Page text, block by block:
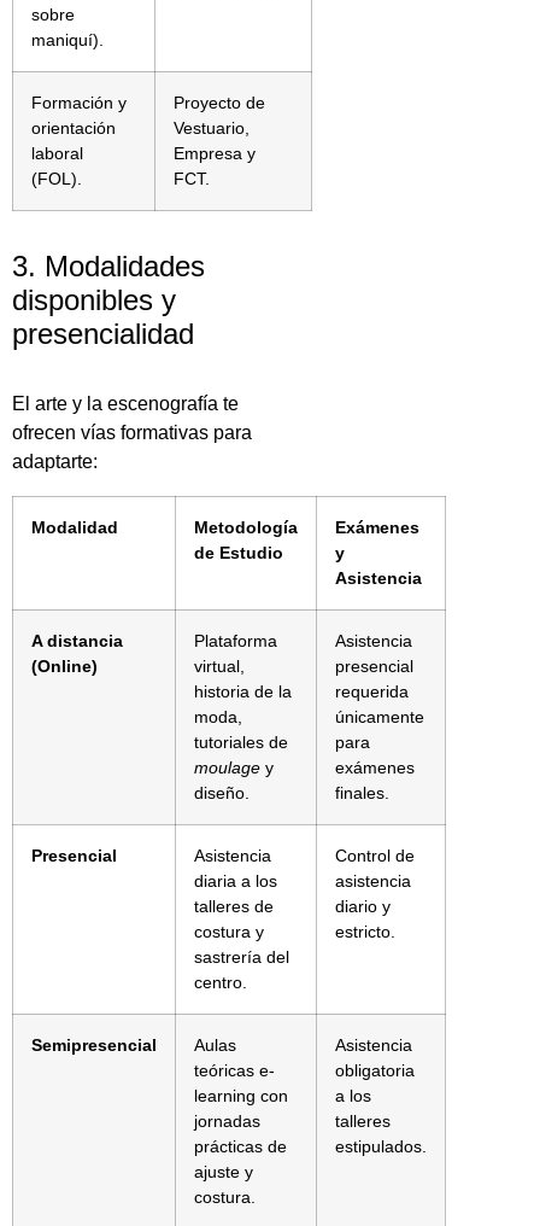
sobre
maniquí).
Formación y
orientación
laboral
(FOL).
Proyecto de
Vestuario,
Empresa y
FCT.
3. Modalidades
disponibles y
presencialidad
El arte y la escenografía te
ofrecen vías formativas para
adaptarte:
Modalidad
Metodología
de Estudio
Exámenes
y
Asistencia
A distancia
(Online)
Plataforma
virtual,
historia de la
moda,
tutoriales de
moulage y
diseño.
Asistencia
presencial
requerida
únicamente
para
exámenes
finales.
Presencial
Asistencia
diaria a los
talleres de
costura y
sastrería del
centro.
Control de
asistencia
diario y
estricto.
Semipresencial
Aulas
teóricas e-
learning con
jornadas
prácticas de
ajuste y
costura.
Asistencia
obligatoria
a los
talleres
estipulados.